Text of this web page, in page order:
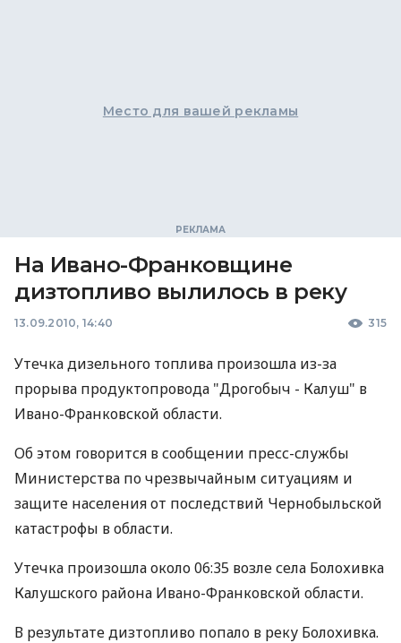
Место для вашей рекламы
На Ивано-Франковщине
дизтопливо вылилось в реку
13.09.2010, 14:40 315
Утечка дизельного топлива произошла из-за
прорыва продуктопровода "Дрогобыч - Калуш" в
Ивано-Франковской области.
Об этом говорится в сообщении пресс-службы
Министерства по чрезвычайным ситуациям и
защите населения от последствий Чернобыльской
катастрофы в области.
Утечка произошла около 06:35 возле села Болохивка
Калушского района Ивано-Франковской области.
В результате дизтопливо попало в реку Болохивка.